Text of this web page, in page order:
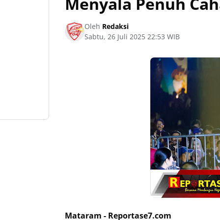
Oleh Redaksi
Sabtu, 26 Juli 2025 22:53 WIB
Mataram - Reportase7.com